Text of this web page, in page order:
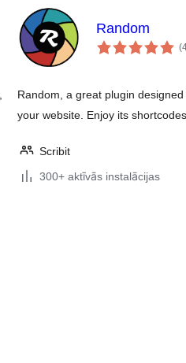
Random
Random, a great plugin
your website. Enjoy its
Scribit
300+ aktīvās instalācijas